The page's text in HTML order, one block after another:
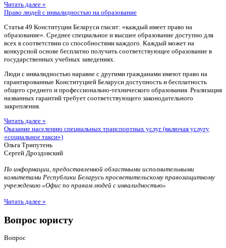
Читать далее »
Право людей с инвалидностью на образование
Статья 49 Конституции Беларуси гласит: «каждый имеет право на
образование». Среднее специальное и высшее образование доступно для
всех в соответствии со способностями каждого. Каждый может на
конкурсной основе бесплатно получить соответствующее образование в
государственных учебных заведениях.
Люди с инвалидностью наравне с другими гражданами имеют право на
гарантированные Конституцией Беларуси доступность и бесплатность
общего среднего и профессионально-технического образования. Реализация
названных гарантий требует соответствующего законодательного
закрепления.
Читать далее »
Оказание населению специальных транспортных услуг (включая услугу
«социальное такси»)
Ольга Трипутень
Сергей Дроздовский
По информации, предоставленной областными исполнительными
комитетами Республики Беларусь просветительскому правозащитному
учреждению «Офис по правам людей с инвалидностью»
Читать далее »
Вопрос юристу
Вопрос